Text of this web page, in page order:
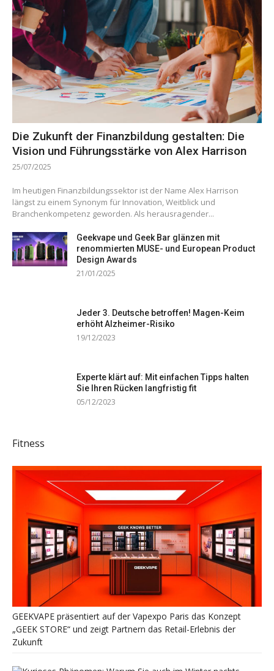
Die Zukunft der Finanzbildung gestalten: Die
Vision und Führungsstärke von Alex Harrison
25/07/2025
Im heutigen Finanzbildungssektor ist der Name Alex Harrison
längst zu einem Synonym für Innovation, Weitblick und
Branchenkompetenz geworden. Als herausragender...
Geekvape und Geek Bar glänzen mit
renommierten MUSE- und European Product
Design Awards
21/01/2025
Jeder 3. Deutsche betroffen! Magen-Keim
erhöht Alzheimer-Risiko
19/12/2023
Experte klärt auf: Mit einfachen Tipps halten
Sie Ihren Rücken langfristig fit
05/12/2023
Fitness
GEEKVAPE präsentiert auf der Vapexpo Paris das Konzept
„GEEK STORE“ und zeigt Partnern das Retail-Erlebnis der
Zukunft